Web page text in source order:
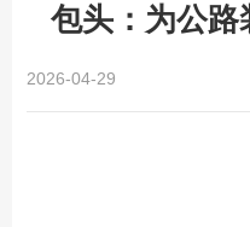
包头：为公路
2026-04-29